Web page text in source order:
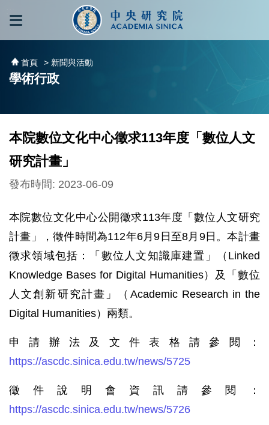
跳到主要內容區塊
首頁 > 新聞與活動
學術行政
本院數位文化中心徵求113年度「數位人文
研究計畫」
發布時間: 2023-06-09
本院數位文化中心公開徵求113年度「數位人文研究
計畫」，徵件時間為112年6月9日至8月9日。本計畫
徵求領域包括：「數位人文知識庫建置」（Linked
Knowledge Bases for Digital Humanities）及「數位
人文創新研究計畫」（Academic Research in the
Digital Humanities）兩類。
申請辦法及文件表格請參閱：
https://ascdc.sinica.edu.tw/news/5725
徵件說明會資訊請參閱：
https://ascdc.sinica.edu.tw/news/5726